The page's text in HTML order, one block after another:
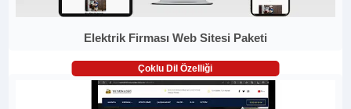
Elektrik Firması Web Sitesi Paketi
Çoklu Dil Özelliği